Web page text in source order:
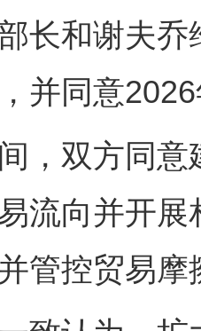
和谢夫乔
并同意
双方同意
流向并开
管控贸易摩